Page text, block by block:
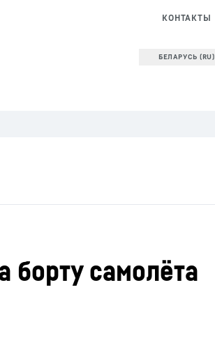
КОНТАКТЫ
БЕЛАРУСЬ (RU)
борту самолёта